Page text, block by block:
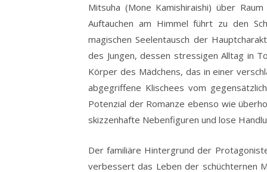
Mitsuha (Mone Kamishiraishi) über
Auftauchen am Himmel führt zu den
magischen Seelentausch der
des Jungen, dessen stressigen Alltag in
Körper des Mädchens, das in einer
abgegriffene Klischees vom
Potenzial der Romanze ebenso wie
skizzenhafte Nebenfiguren und lose
Der familiäre Hintergrund der
verbessert das Leben der schüchternen